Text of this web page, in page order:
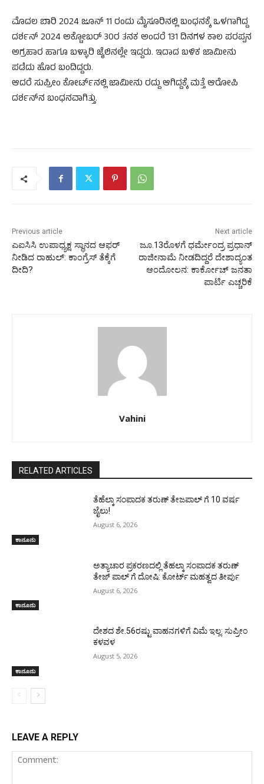
ಮೊದಲ ಬಾರಿ 2024 ಜೂನ್ 11 ರಂದು ಮೈಸೂರಿನಲ್ಲಿ ಬಂಧನಕ್ಕೆ ಒಳಗಾಗಿದ್ದ
ದರ್ಶನ್ 2024 ಅಕ್ಟೋಬರ್ 30ರ ತನಕ ಅಂದರೆ 131 ದಿನಗಳ ಕಾಲ ಪರಪ್ಪನ
ಅಗ್ರಹಾರ ಹಾಗೂ ಬಳ್ಳಾರಿ ಜೈಲಿನಲ್ಲೇ ಇದ್ದರು. ಇದಾದ ಬಳಿಕ ಜಾಮೀನು
ಪಡೆದು ಹೊರ ಬಂದಿದ್ದರು.
ಆದರೆ ಸುಪ್ರೀಂ ಕೋರ್ಟ್‌ನಲ್ಲಿ ಜಾಮೀನು ರದ್ದು ಆಗಿದ್ದಕ್ಕೆ ಮತ್ತೆ ಆರೋಪಿ
ದರ್ಶನ್‌ನ ಬಂಧನವಾಗಿತ್ತು.
Previous article
ಎಐಸಿಸಿ ಉಪಾಧ್ಯಕ್ಷ ಸ್ಥಾನದ ಆಫರ್
ನೀಡಿದ ರಾಹುಲ್: ಕಾಂಗ್ರೆಸ್ ತೆಕ್ಕೆಗೆ
ದೀದಿ?
Next article
ಜೂ.13ರೊಳಗೆ ಧರ್ಮೇಂದ್ರ ಪ್ರಧಾನ್
ರಾಜೀನಾಮೆ ನೀಡದಿದ್ದರೆ ದೇಶಾದ್ಯಂತ
ಆಂದೋಲನ: ಕಾರ್ಕೋಚ್ ಜನತಾ
ಪಾರ್ಟಿ ಎಚ್ಚರಿಕೆ
Vahini
RELATED ARTICLES
ಕಾನೂನು
ತೆಹೆಲ್ಕಾ ಸಂಪಾದಕ ತರುಣ್ ತೇಜಪಾಲ್ ಗೆ 10 ವರ್ಷ
ಜೈಲು!
August 6, 2026
ಕಾನೂನು
ಅತ್ಯಾಚಾರ ಪ್ರಕರಣದಲ್ಲಿ ತೆಹಲ್ಕಾ ಸಂಪಾದಕ ತರುಣ್‌
ತೇಜ್‌ ಪಾಲ್‌ ಗೆ ದೋಷಿ: ಕೋರ್ಟ್‌ ಮಹತ್ವದ ತೀರ್ಪು
August 6, 2026
ಕಾನೂನು
ದೇಶದ ಶೇ.56ರಷ್ಟು ವಾಹನಗಳಿಗೆ ವಿಮೆ ಇಲ್ಲ: ಸುಪ್ರೀಂ
ಕಳವಳ
August 5, 2026
LEAVE A REPLY